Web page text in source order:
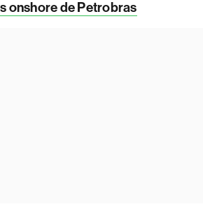
onshore de Petrobras